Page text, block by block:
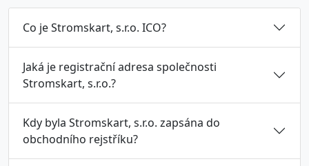
Co je Stromskart, s.r.o. ICO?
Jaká je registrační adresa společnosti
Stromskart, s.r.o.?
Kdy byla Stromskart, s.r.o. zapsána do
obchodního rejstříku?